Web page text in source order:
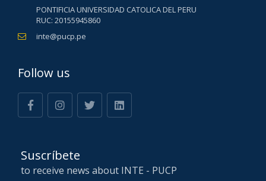
PONTIFICIA UNIVERSIDAD CATOLICA DEL PERU
RUC: 20155945860
inte@pucp.pe
Follow us
Suscríbete
to receive news about INTE - PUCP